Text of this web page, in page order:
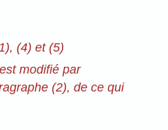
(4) et (5)
modifié par
(2), de ce qui